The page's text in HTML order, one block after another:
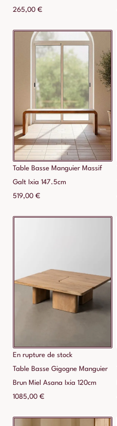
265,00 €
Table Basse Manguier Massif
Galt Ixia 147.5cm
519,00 €
En rupture de stock
Table Basse Gigogne Manguier
Brun Miel Asana Ixia 120cm
1085,00 €